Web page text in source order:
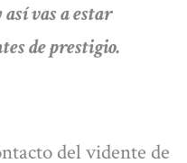
vas a estar
de prestigio.
del vidente de